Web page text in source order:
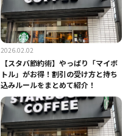
2026.02.02
【スタバ節約術】やっぱり「マイボ
トル」がお得！割引の受け方と持ち
込みルールをまとめて紹介！